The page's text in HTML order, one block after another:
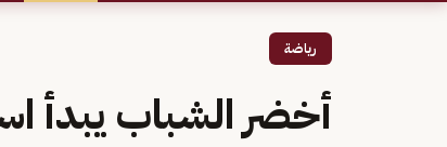
رياضة
أخضر الشباب يبدأ